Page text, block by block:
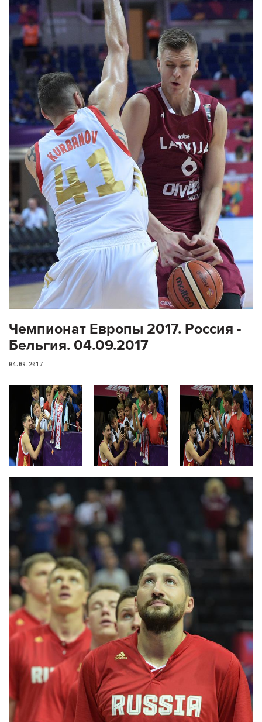
Чемпионат Европы 2017. Россия -
Бельгия. 04.09.2017
04.09.2017